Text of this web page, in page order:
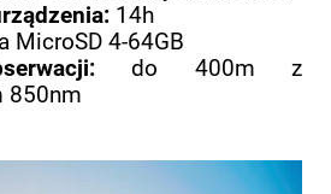
14h
MicroSD 4-64GB
do 400m z
850nm